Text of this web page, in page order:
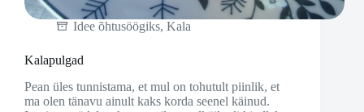
Idee õhtusöögiks, Kala
Kalapulgad
Pean üles tunnistama, et mul on tohutult piinlik, et
ma olen tänavu ainult kaks korda seenel käinud.